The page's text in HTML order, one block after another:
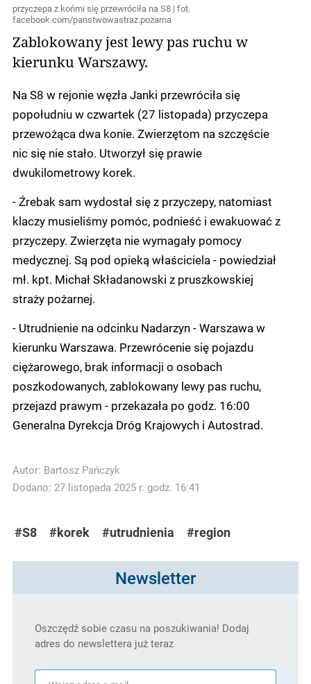
przyczepa z końmi się przewróciła na S8 | fot.
facebook.com/panstwowastraz.pozarna
Zablokowany jest lewy pas ruchu w
kierunku Warszawy.
Na S8 w rejonie węzła Janki przewróciła się
popołudniu w czwartek (27 listopada) przyczepa
przewożąca dwa konie. Zwierzętom na szczęście
nic się nie stało. Utworzył się prawie
dwukilometrowy korek.
- Źrebak sam wydostał się z przyczepy, natomiast
klaczy musieliśmy pomóc, podnieść i ewakuować z
przyczepy. Zwierzęta nie wymagały pomocy
medycznej. Są pod opieką właściciela - powiedział
mł. kpt. Michał Składanowski z pruszkowskiej
straży pożarnej.
- Utrudnienie na odcinku Nadarzyn - Warszawa w
kierunku Warszawa. Przewrócenie się pojazdu
ciężarowego, brak informacji o osobach
poszkodowanych, zablokowany lewy pas ruchu,
przejazd prawym - przekazała po godz. 16:00
Generalna Dyrekcja Dróg Krajowych i Autostrad.
Autor: Bartosz Pańczyk
Dodano: 27 listopada 2025 r. godz. 16:41
#S8 #korek #utrudnienia #region
Newsletter
Oszczędź sobie czasu na poszukiwania! Dodaj
adres do newslettera już teraz